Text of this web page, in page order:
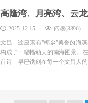
高隆湾、月亮湾、云
2025-12-15 阅读(3396)
文昌，这座素有”椰乡”美誉的海
构成了一幅幅动人的南海图景。
首诗，早已镌刻在每一个文昌人的